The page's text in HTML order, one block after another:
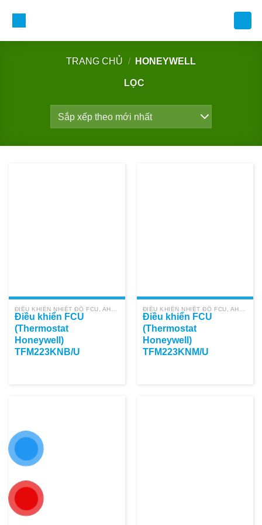
TRANG CHỦ / HONEYWELL
LỌC
ĐIỀU KHIỂN NHIỆT ĐỘ FCU, AHU HONEYWELL
Điều khiển FCU
(Thermostat
Honeywell)
TFM223KNB/U
ĐIỀU KHIỂN NHIỆT ĐỘ FCU, AHU HONEYWELL
Điều khiển FCU
(Thermostat
Honeywell)
TFM223KNM/U